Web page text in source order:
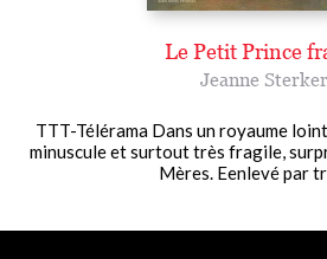
Le Petit Prince
Jeanne
TTT-Télérama Dans un royaume
minuscule et surtout très fragile,
Mères. Eenlevé par